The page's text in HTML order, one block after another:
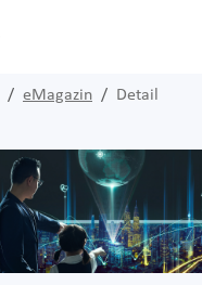
eMagazin Detail